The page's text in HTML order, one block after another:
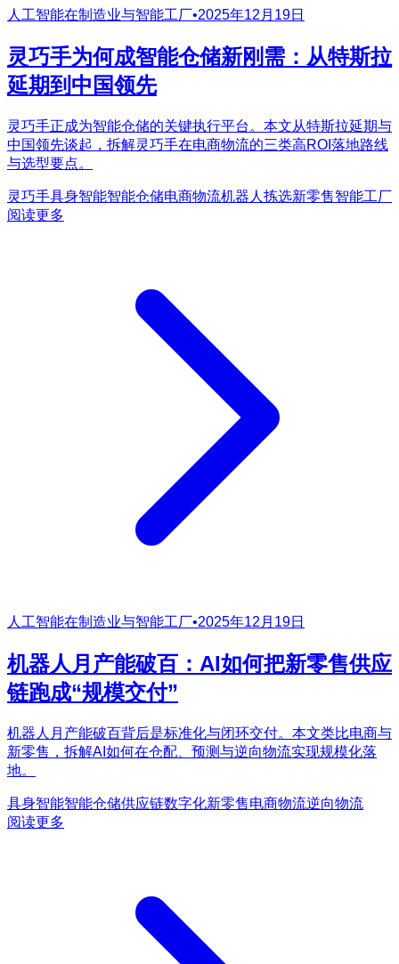
人工智能在制造业与智能工厂•2025年12月19日
灵巧手为何成智能仓储新刚需：从特斯拉
延期到中国领先
灵巧手正成为智能仓储的关键执行平台。本文从特斯拉延期与
中国领先谈起，拆解灵巧手在电商物流的三类高ROI落地路线
与选型要点。
灵巧手具身智能智能仓储电商物流机器人拣选新零售智能工厂
阅读更多
人工智能在制造业与智能工厂•2025年12月19日
机器人月产能破百：AI如何把新零售供应
链跑成“规模交付”
机器人月产能破百背后是标准化与闭环交付。本文类比电商与
新零售，拆解AI如何在仓配、预测与逆向物流实现规模化落
地。
具身智能智能仓储供应链数字化新零售电商物流逆向物流
阅读更多